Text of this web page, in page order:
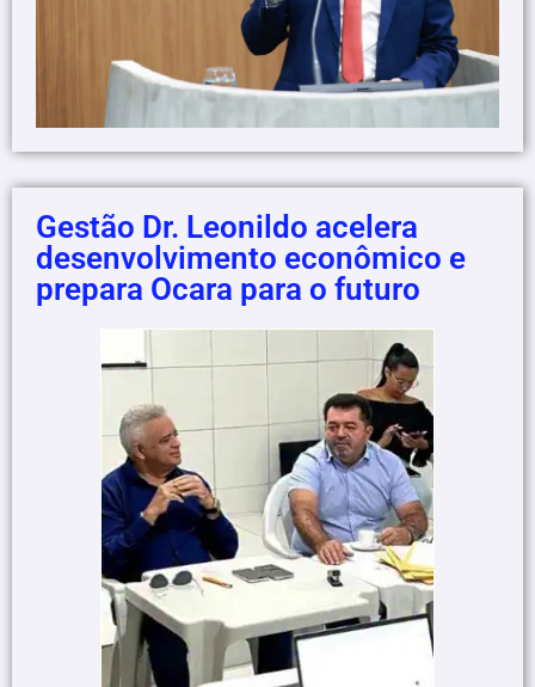
Gestão Dr. Leonildo acelera
desenvolvimento econômico e
prepara Ocara para o futuro